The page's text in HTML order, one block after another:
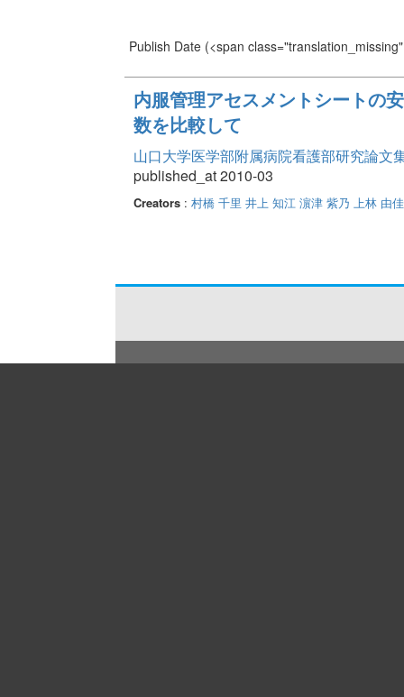
Publish Date(<span
内服管理アセスメントシートの
数を比較して
山口大学医学部附属病院看護部研究論文
published_at 2010-03
Creators: 村橋 千里 井上 知江 濵津 紫乃 上林 由佳